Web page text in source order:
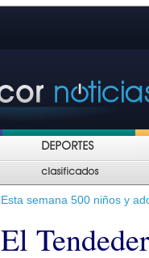
Esta semana 500 niños y
El